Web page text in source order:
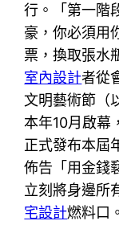
行。「第一階
豪，你必須用
票，換取張水
室內設計者從
文明藝術節（
本年10月啟幕
正式發布本屆
佈告「用金錢
立刻將身邊所
宅設計燃料口